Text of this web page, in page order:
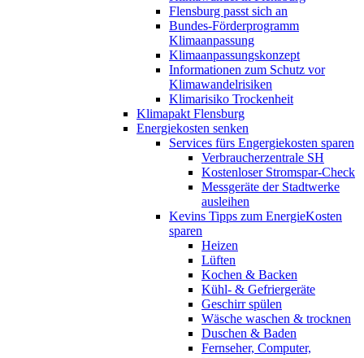
Flensburg passt sich an
Bundes-Förderprogramm
Klimaanpassung
Klimaanpassungskonzept
Informationen zum Schutz vor
Klimawandelrisiken
Klimarisiko Trockenheit
Klimapakt Flensburg
Energiekosten senken
Services fürs Engergiekosten sparen
Verbraucherzentrale SH
Kostenloser Stromspar-Check
Messgeräte der Stadtwerke
ausleihen
Kevins Tipps zum EnergieKosten
sparen
Heizen
Lüften
Kochen & Backen
Kühl- & Gefriergeräte
Geschirr spülen
Wäsche waschen & trocknen
Duschen & Baden
Fernseher, Computer,